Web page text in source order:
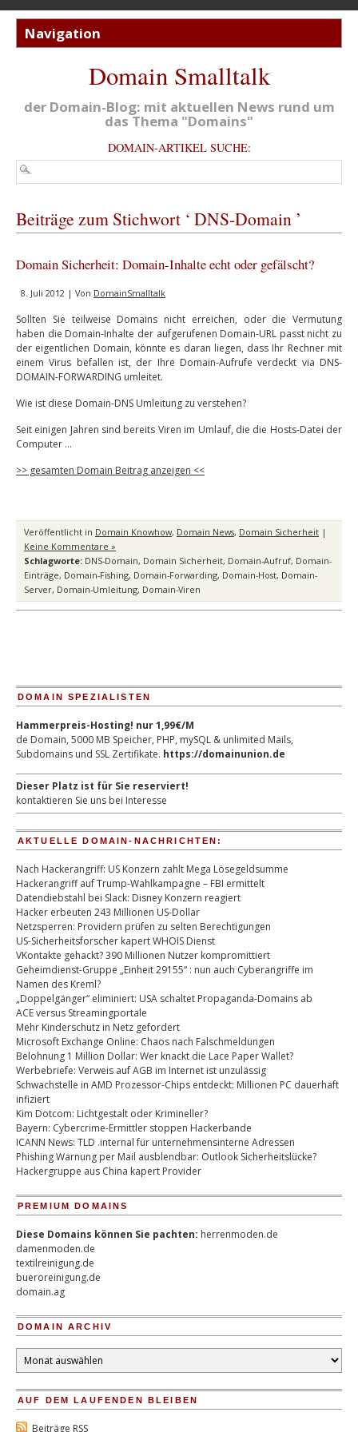
Domain Smalltalk
der Domain-Blog: mit aktuellen News rund um
das Thema "Domains"
DOMAIN-ARTIKEL SUCHE:
Beiträge zum Stichwort ‘ DNS-Domain ’
Domain Sicherheit: Domain-Inhalte echt oder gefälscht?
8. Juli 2012 | Von DomainSmalltalk
Sollten Sie teilweise Domains nicht erreichen, oder die Vermutung
haben die Domain-Inhalte der aufgerufenen Domain-URL passt nicht zu
der eigentlichen Domain, könnte es daran liegen, dass Ihr Rechner mit
einem Virus befallen ist, der Ihre Domain-Aufrufe verdeckt via DNS-
DOMAIN-FORWARDING umleitet.
Wie ist diese Domain-DNS Umleitung zu verstehen?
Seit einigen Jahren sind bereits Viren im Umlauf, die die Hosts-Datei der
Computer …
>> gesamten Domain Beitrag anzeigen <<
Veröffentlicht in Domain Knowhow, Domain News, Domain Sicherheit |
Keine Kommentare »
Schlagworte: DNS-Domain, Domain Sicherheit, Domain-Aufruf, Domain-
Einträge, Domain-Fishing, Domain-Forwarding, Domain-Host, Domain-
Server, Domain-Umleitung, Domain-Viren
DOMAIN SPEZIALISTEN
Hammerpreis-Hosting! nur 1,99€/M
de Domain, 5000 MB Speicher, PHP, mySQL & unlimited Mails,
Subdomains und SSL Zertifikate. https://domainunion.de
Dieser Platz ist für Sie reserviert!
kontaktieren Sie uns bei Interesse
AKTUELLE DOMAIN-NACHRICHTEN:
Nach Hackerangriff: US Konzern zahlt Mega Lösegeldsumme
Hackerangriff auf Trump-Wahlkampagne – FBI ermittelt
Datendiebstahl bei Slack: Disney Konzern reagiert
Hacker erbeuten 243 Millionen US-Dollar
Netzsperren: Providern prüfen zu selten Berechtigungen
US-Sicherheitsforscher kapert WHOIS Dienst
VKontakte gehackt? 390 Millionen Nutzer kompromittiert
Geheimdienst-Gruppe „Einheit 29155“ : nun auch Cyberangriffe im
Namen des Kreml?
„Doppelgänger“ eliminiert: USA schaltet Propaganda-Domains ab
ACE versus Streamingportale
Mehr Kinderschutz in Netz gefordert
Microsoft Exchange Online: Chaos nach Falschmeldungen
Belohnung 1 Million Dollar: Wer knackt die Lace Paper Wallet?
Werbebriefe: Verweis auf AGB im Internet ist unzulässig
Schwachstelle in AMD Prozessor-Chips entdeckt: Millionen PC dauerhaft
infiziert
Kim Dotcom: Lichtgestalt oder Krimineller?
Bayern: Cybercrime-Ermittler stoppen Hackerbande
ICANN News: TLD .internal für unternehmensinterne Adressen
Phishing Warnung per Mail ausblendbar: Outlook Sicherheitslücke?
Hackergruppe aus China kapert Provider
PREMIUM DOMAINS
Diese Domains können Sie pachten: herrenmoden.de
damenmoden.de
textilreinigung.de
bueroreinigung.de
domain.ag
DOMAIN ARCHIV
Domain
Archiv
AUF DEM LAUFENDEN BLEIBEN
Beiträge RSS